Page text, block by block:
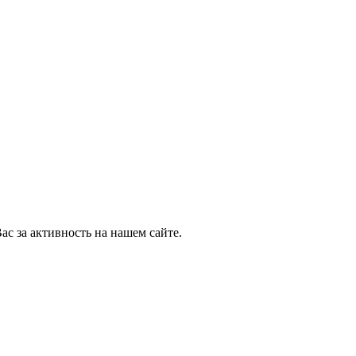
за активность на нашем сайте.